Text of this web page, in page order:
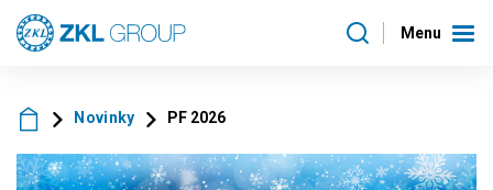
Menu
Novinky PF 2026